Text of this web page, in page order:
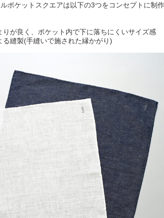
ポケットスクエアは以下の3つをコンセプトに制作
が良く、ポケット内で下に落ちにくいサイズ感
縫製(手縫いで施された縁かがり)